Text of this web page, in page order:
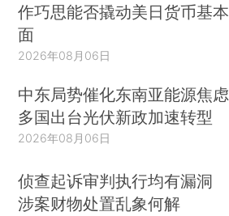
作巧思能否撬动美日货币基本
面
2026年08月06日
中东局势催化东南亚能源焦虑
多国出台光伏新政加速转型
2026年08月06日
侦查起诉审判执行均有漏洞
涉案财物处置乱象何解